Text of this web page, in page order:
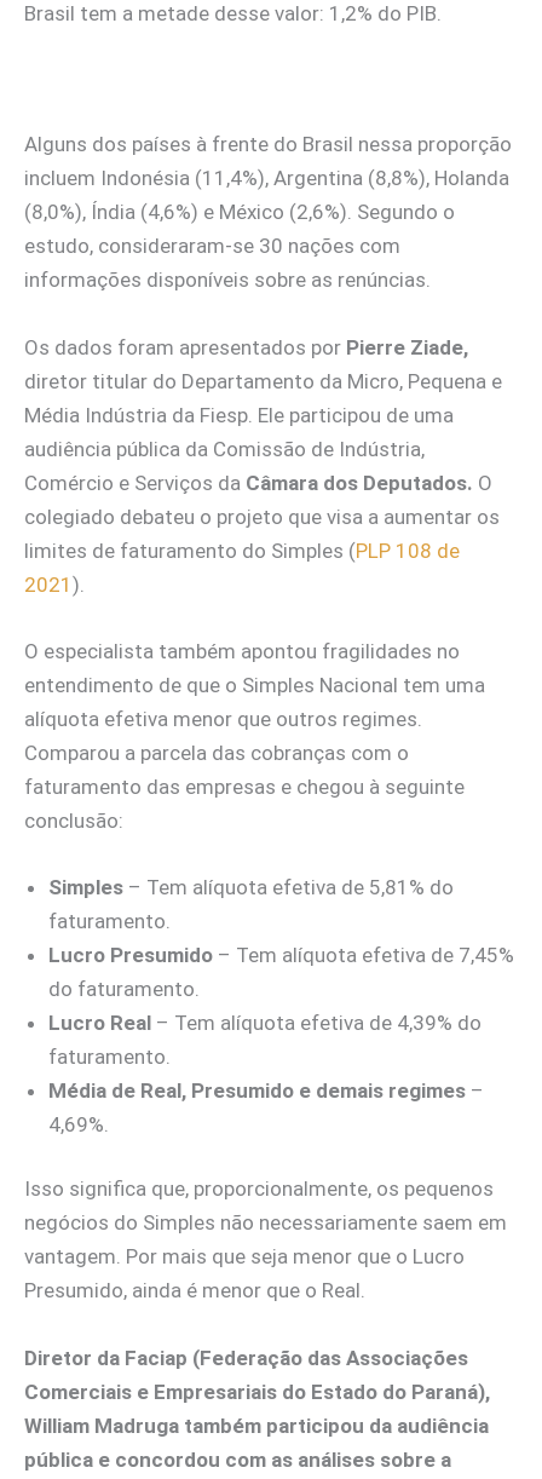
Brasil tem a metade desse valor: 1,2% do PIB.
Alguns dos países à frente do Brasil nessa proporção
incluem Indonésia (11,4%), Argentina (8,8%), Holanda
(8,0%), Índia (4,6%) e México (2,6%). Segundo o
estudo, consideraram-se 30 nações com
informações disponíveis sobre as renúncias.
Os dados foram apresentados por Pierre Ziade,
diretor titular do Departamento da Micro, Pequena e
Média Indústria da Fiesp. Ele participou de uma
audiência pública da Comissão de Indústria,
Comércio e Serviços da Câmara dos Deputados. O
colegiado debateu o projeto que visa a aumentar os
limites de faturamento do Simples (PLP 108 de
2021 ).
O especialista também apontou fragilidades no
entendimento de que o Simples Nacional tem uma
alíquota efetiva menor que outros regimes.
Comparou a parcela das cobranças com o
faturamento das empresas e chegou à seguinte
conclusão:
Simples – Tem alíquota efetiva de 5,81% do
faturamento.
Lucro Presumido – Tem alíquota efetiva de 7,45%
do faturamento.
Lucro Real – Tem alíquota efetiva de 4,39% do
faturamento.
Média de Real, Presumido e demais regimes –
4,69%.
Isso significa que, proporcionalmente, os pequenos
negócios do Simples não necessariamente saem em
vantagem. Por mais que seja menor que o Lucro
Presumido, ainda é menor que o Real.
Diretor da Faciap (Federação das Associações
Comerciais e Empresariais do Estado do Paraná),
William Madruga também participou da audiência
pública e concordou com as análises sobre a